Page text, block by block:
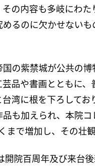
の内容も多岐にわ
るのに欠かせない
の紫禁城が公共の
品や書画とともに
湾に根を下ろして
も加えられ、本院
まで増加し、その壮
院百周年及び来台